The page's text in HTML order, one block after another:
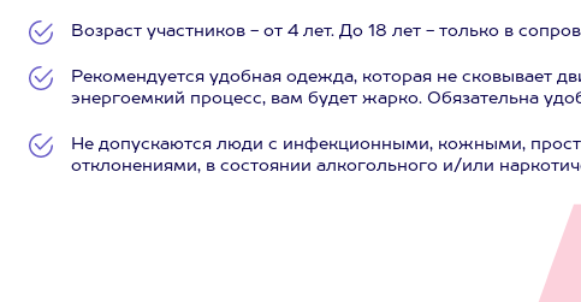
Возраст участников - от 4 лет. До 18 лет - только в
Рекомендуется удобная одежда, которая не сковывает
энергоемкий процесс, вам будет жарко. Обязательна
Не допускаются люди с инфекционными, кожными,
отклонениями, в состоянии алкогольного и/или